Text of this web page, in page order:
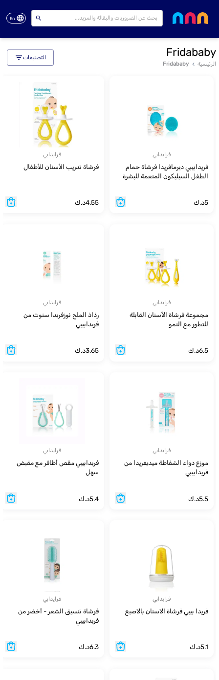
En
Fridababy
الرئيسية Fridababy
فرايدابي
فريدابيبي ديرمافريدا فرشاة حمام
الطفل السيليكون المنعمة للبشرة
5د.ك
فرايدابي
فرشاة تدريب الأسنان للأطفال
4.55د.ك
فرايدابي
مجموعة فرشاة الأسنان القابلة
للتطور مع النمو
6.5د.ك
فرايدابي
رذاذ الملح نوزفريدا سنوت من
فريدابيبي
3.65د.ك
فرايدابي
موزع دواء الشفاطة ميديفريدا من
فريدابيبي
5.5د.ك
فرايدابي
فريدابيبي مقص أظافر مع مقبض
سهل
5.4د.ك
فرايدابي
فريدا بيبي فرشاة الاسنان بالاصبع
5.1د.ك
فرايدابي
فرشاة تنسيق الشعر - أخضر من
فريدابيبي
6.3د.ك
التصنيفات